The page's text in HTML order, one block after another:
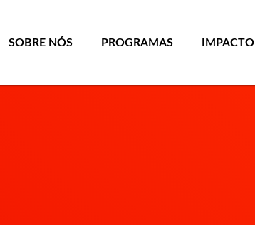
SOBRE NÓS PROGRAMAS IMPACTO